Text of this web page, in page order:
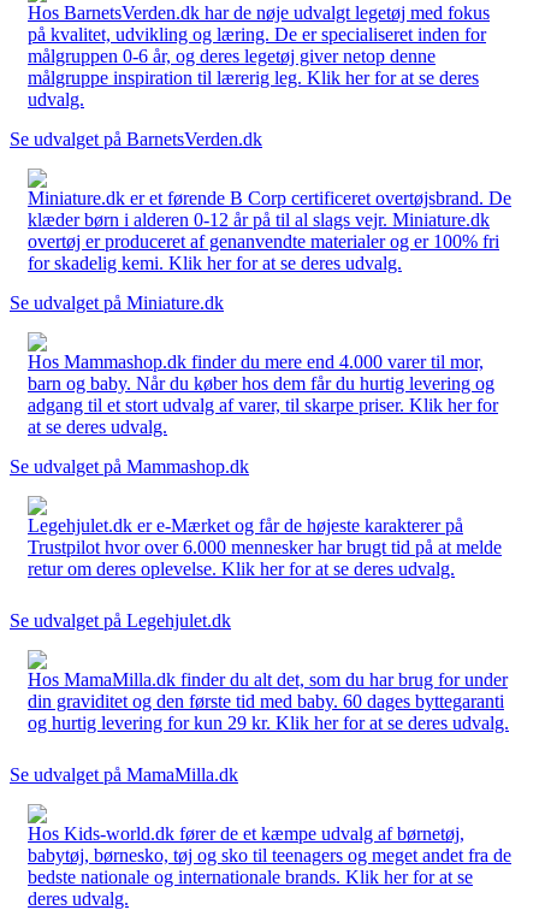
Hos BarnetsVerden.dk har de nøje udvalgt legetøj med fokus
på kvalitet, udvikling og læring. De er specialiseret inden for
målgruppen 0-6 år, og deres legetøj giver netop denne
målgruppe inspiration til lærerig leg. Klik her for at se deres
udvalg.
Se udvalget på BarnetsVerden.dk
Miniature.dk er et førende B Corp certificeret overtøjsbrand. De
klæder børn i alderen 0-12 år på til al slags vejr. Miniature.dk
overtøj er produceret af genanvendte materialer og er 100% fri
for skadelig kemi. Klik her for at se deres udvalg.
Se udvalget på Miniature.dk
Hos Mammashop.dk finder du mere end 4.000 varer til mor,
barn og baby. Når du køber hos dem får du hurtig levering og
adgang til et stort udvalg af varer, til skarpe priser. Klik her for
at se deres udvalg.
Se udvalget på Mammashop.dk
Legehjulet.dk er e-Mærket og får de højeste karakterer på
Trustpilot hvor over 6.000 mennesker har brugt tid på at melde
retur om deres oplevelse. Klik her for at se deres udvalg.
Se udvalget på Legehjulet.dk
Hos MamaMilla.dk finder du alt det, som du har brug for under
din graviditet og den første tid med baby. 60 dages byttegaranti
og hurtig levering for kun 29 kr. Klik her for at se deres udvalg.
Se udvalget på MamaMilla.dk
Hos Kids-world.dk fører de et kæmpe udvalg af børnetøj,
babytøj, børnesko, tøj og sko til teenagers og meget andet fra de
bedste nationale og internationale brands. Klik her for at se
deres udvalg.